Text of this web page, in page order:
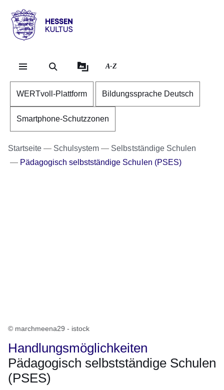
Hessen
Kultus
A-Z
WERTvoll-Plattform Bildungssprache Deutsch
Smartphone-Schutzzonen
Startseite Schulsystem
Selbstständige Schulen
Pädagogisch selbstständige Schulen (PSES)
© marchmeena29 - istock
Handlungsmöglichkeiten
Pädagogisch selbstständige Schulen
(PSES)